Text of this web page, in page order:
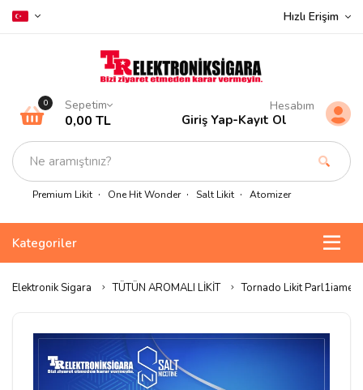
Hızlı Erişim
Premium Likit One Hit Wonder Salt Likit Atomizer
0 Sepetim
0,00 TL
Hesabım
Giriş Yap-Kayıt Ol
Kategoriler
Elektronik Sigara TÜTÜN AROMALI LİKİT Tornado Likit